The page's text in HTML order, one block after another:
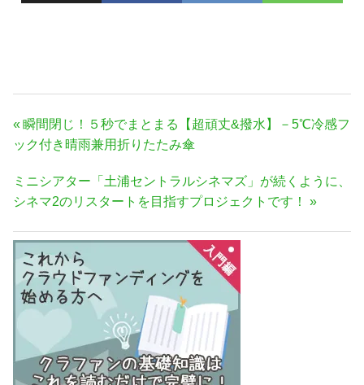
投
稿
ビ
ゲ
ー
シ
ョ
ン
前
の
事:
瞬間閉じ！５秒でまとまる【超頑丈&撥水】－5℃冷感フ
ック付き晴雨兼用折りたたみ傘
次
の
事:
ミニシアター「土浦セントラルシネマズ」が続くように、
シネマ2のリスタートを目指すプロジェクトです！